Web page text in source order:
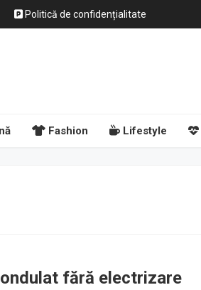
Politică de confidențialitate
Fashion Lifestyle
fără electrizare